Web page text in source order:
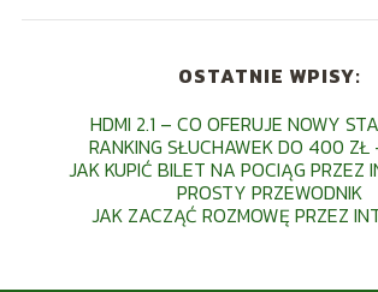
OSTATNIE WPISY:
HDMI 2.1 – CO OFERUJE NOWY
RANKING SŁUCHAWEK DO 400 ZŁ
JAK KUPIĆ BILET NA POCIĄG PRZEZ
PROSTY PRZEWODNIK
JAK ZACZĄĆ ROZMOWĘ PRZEZ